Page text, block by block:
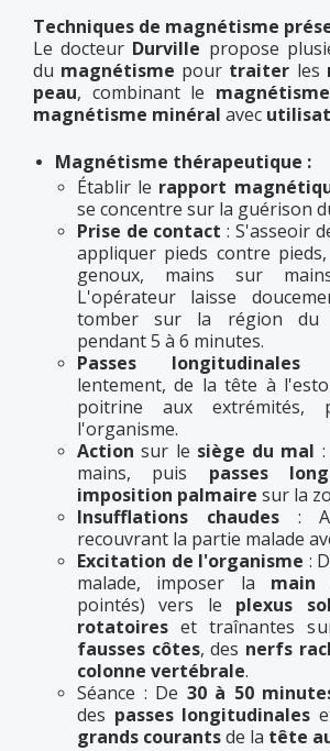
Techniques de magnétisme
Le docteur Durville propose
du magnétisme pour traiter les
peau, combinant le
magnétisme minéral avec
Magnétisme thérapeutique :
Établir le rapport
se concentre sur la guérison
Prise de contact : S'asseoir
appliquer pieds contre
genoux, mains sur
L'opérateur laisse
tomber sur la région du
pendant 5 à 6 minutes.
Passes longitudinales :
lentement, de la tête à
poitrine aux extrémités,
l'organisme.
Action sur le siège du mal
mains, puis passes
imposition palmaire sur la
Insufflations chaudes:
recouvrant la partie malade
Excitation de l'organisme :
malade, imposer la
pointés) vers le plexus
rotatoires et traînantes
fausses côtes, des nerfs
colonne vertébrale.
Séance : De 30 à 50
des passes longitudinales
grands courantsde la tête